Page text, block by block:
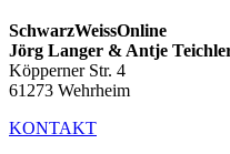
SchwarzWeissOnline
Jörg Langer & Antje
Köpperner Str. 4
61273 Wehrheim
KONTAKT